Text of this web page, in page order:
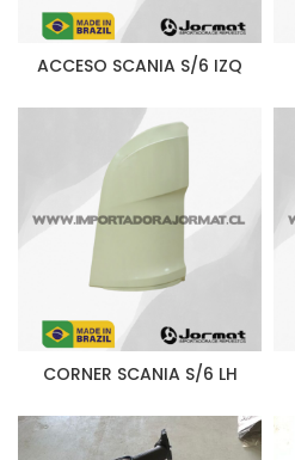
ACCESO SCANIA S/6 IZQ
CORNER SCANIA S/6 LH